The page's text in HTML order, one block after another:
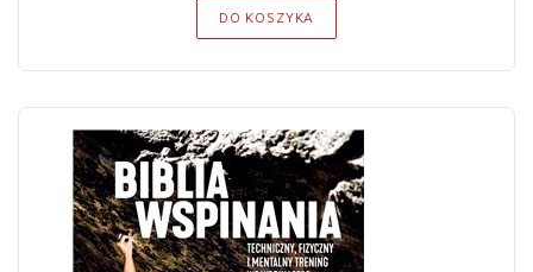
DO KOSZYKA